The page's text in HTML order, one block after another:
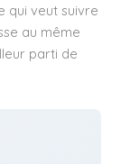
qui veut suivre
au même
parti de